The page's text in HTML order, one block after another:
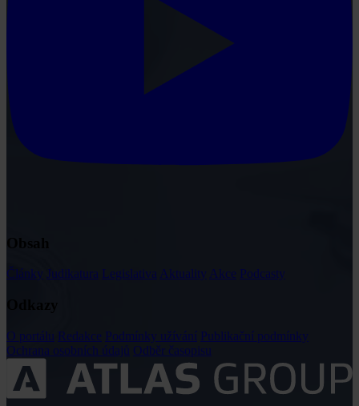
Články Judikatura Legislativa Aktuality Akce Podcasty
O portálu Redakce Podmínky užívání Publikační podmínky
Ochrana osobních údajů Odběr časopisu